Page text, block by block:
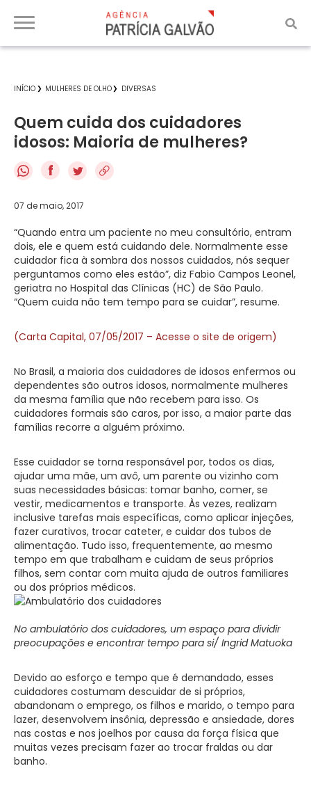
INÍCIO MULHERES DE OLHO DIVERSAS
Quem cuida dos cuidadores
idosos: Maioria de mulheres?
f
07 de maio, 2017
“Quando entra um paciente no meu consultório, entram
dois, ele e quem está cuidando dele. Normalmente esse
cuidador fica à sombra dos nossos cuidados, nós sequer
perguntamos como eles estão”, diz Fabio Campos Leonel,
geriatra no Hospital das Clínicas (HC) de São Paulo.
“Quem cuida não tem tempo para se cuidar”, resume.
(Carta Capital, 07/05/2017 – Acesse o site de origem)
No Brasil, a maioria dos cuidadores de idosos enfermos ou
dependentes são outros idosos, normalmente mulheres
da mesma família que não recebem para isso. Os
cuidadores formais são caros, por isso, a maior parte das
famílias recorre a alguém próximo.
Esse cuidador se torna responsável por, todos os dias,
ajudar uma mãe, um avô, um parente ou vizinho com
suas necessidades básicas: tomar banho, comer, se
vestir, medicamentos e transporte. Às vezes, realizam
inclusive tarefas mais específicas, como aplicar injeções,
fazer curativos, trocar cateter, e cuidar dos tubos de
alimentação. Tudo isso, frequentemente, ao mesmo
tempo em que trabalham e cuidam de seus próprios
filhos, sem contar com muita ajuda de outros familiares
ou dos próprios médicos.
No ambulatório dos cuidadores, um espaço para dividir
preocupações e encontrar tempo para si/ Ingrid Matuoka
Devido ao esforço e tempo que é demandado, esses
cuidadores costumam descuidar de si próprios,
abandonam o emprego, os filhos e marido, o tempo para
lazer, desenvolvem insônia, depressão e ansiedade, dores
nas costas e nos joelhos por causa da força física que
muitas vezes precisam fazer ao trocar fraldas ou dar
banho.